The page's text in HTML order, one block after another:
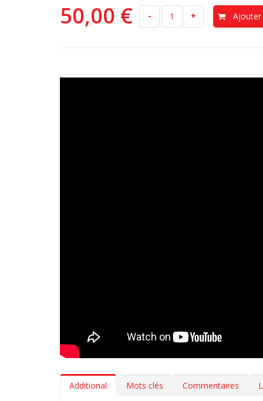
50,00 € - + Ajouter
Additional Mots clés Commentaires